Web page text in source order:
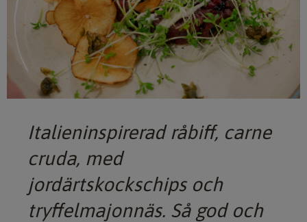
Italieninspirerad råbiff, carne
cruda, med
jordärtskockschips och
tryffelmajonnäs. Så god och